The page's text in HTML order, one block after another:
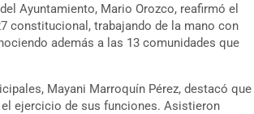
Ayuntamiento, Mario Orozco, reafirmó el
constitucional, trabajando de la mano con
además a las 13 comunidades que
Mayani Marroquín Pérez, destacó que
ejercicio de sus funciones. Asistieron